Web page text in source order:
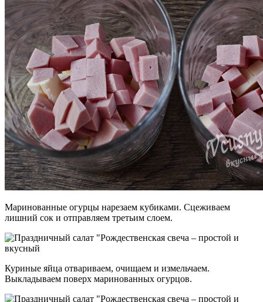
Маринованные огурцы нарезаем кубиками. Сцеживаем
лишний сок и отправляем третьим слоем.
Куриные яйца отвариваем, очищаем и измельчаем.
Выкладываем поверх маринованных огурцов.